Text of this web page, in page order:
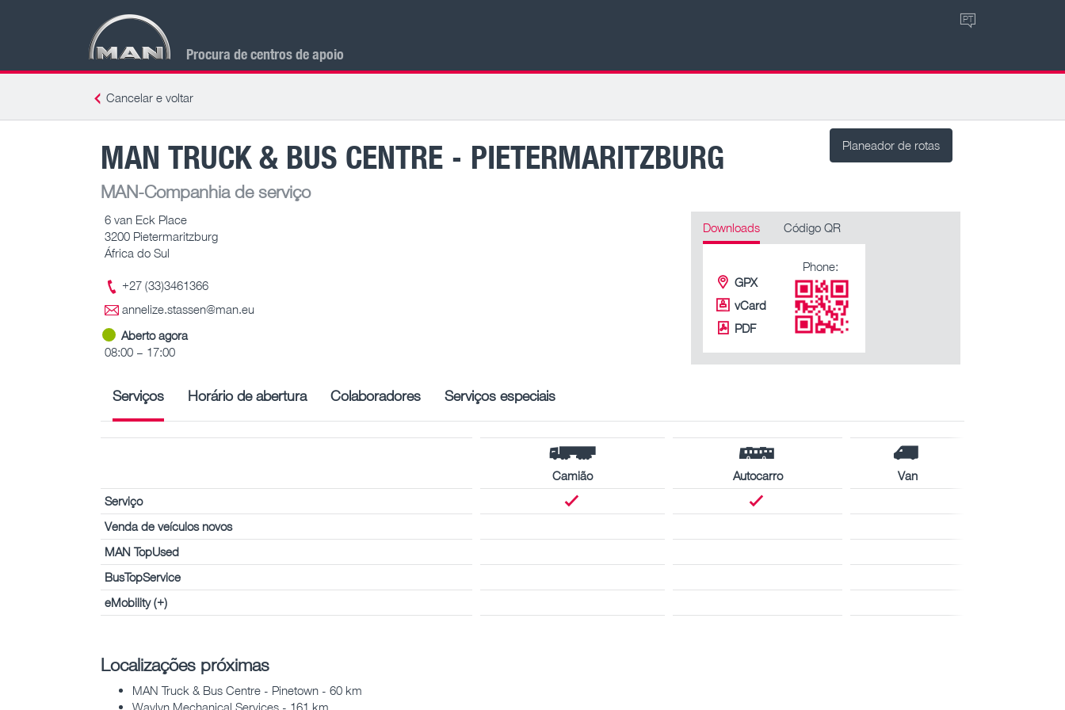
Procura de centros de apoio
PT
Cancelar e voltar
Planeador de rotas
MAN TRUCK & BUS CENTRE - PIETERMARITZBURG
MAN-Companhia de serviço
6 van Eck Place
3200 Pietermaritzburg
África do Sul
+27 (33)3461366
annelize.stassen@man.eu
Aberto agora
08:00 – 17:00
Downloads Código QR
GPX
vCard
PDF
Phone:
Serviços Horário de abertura Colaboradores Serviços especiais
Camião Autocarro
Van
Serviço
Venda de veículos novos
MAN TopUsed
BusTopService
eMobility (+)
Localizações próximas
MAN Truck & Bus Centre - Pinetown - 60 km
Waylyn Mechanical Services - 161 km